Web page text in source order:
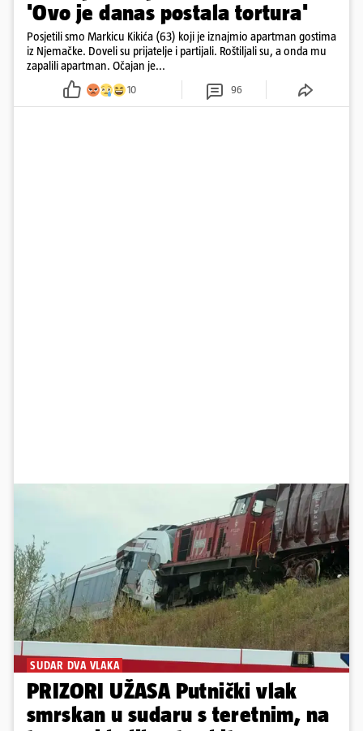
'Ovo je danas postala tortura'
Posjetili smo Markicu Kikića (63) koji je iznajmio apartman gostima
iz Njemačke. Doveli su prijatelje i partijali. Roštiljali su, a onda mu
zapalili apartman. Očajan je...
10 96
SUDAR DVA VLAKA
PRIZORI UŽASA Putnički vlak
smrskan u sudaru s teretnim, na